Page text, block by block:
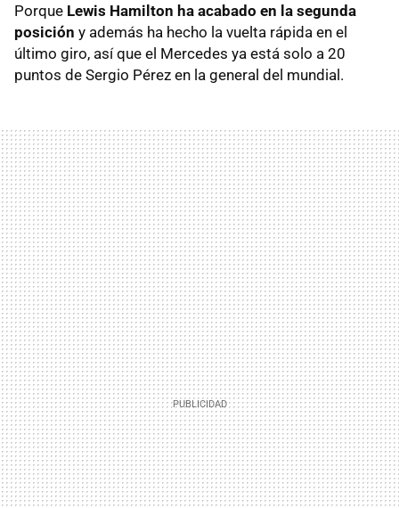
Porque Lewis Hamilton ha acabado en la segunda
posición y además ha hecho la vuelta rápida en el
último giro, así que el Mercedes ya está solo a 20
puntos de Sergio Pérez en la general del mundial.